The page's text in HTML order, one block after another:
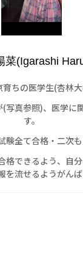
菜(Igarashi
ちの医学生(杏林大
写真参照)、医学に
す。
験全て合格・二次
格できるよう、自
を流せるようがんば